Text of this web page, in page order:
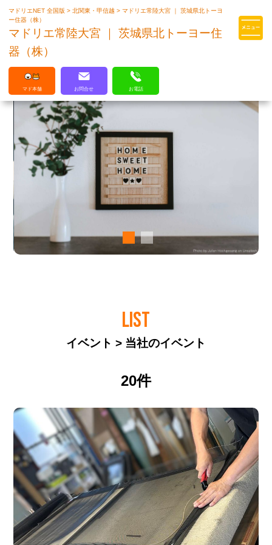
マドリエはLIXILの厳しい基準を
マドリエNET 全国版>北関東・甲信越>マドリエ常陸大宮 ｜ 茨城県北トーヨ
ー住器（株）
マドリエ常陸大宮 ｜ 茨城県北トーヨー住
器（株）
マド本舗 お問合せ お電話
LIST
イベント > 当社のイベント
20件